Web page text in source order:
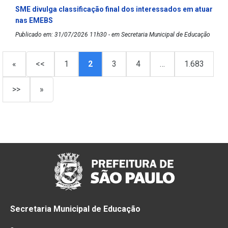
SME divulga classificação final dos interessados em atuar
nas EMEBS
Publicado em: 31/07/2026 11h30 - em Secretaria Municipal de Educação
« << 1 2 3 4 … 1.683
>> »
Secretaria Municipal de Educação